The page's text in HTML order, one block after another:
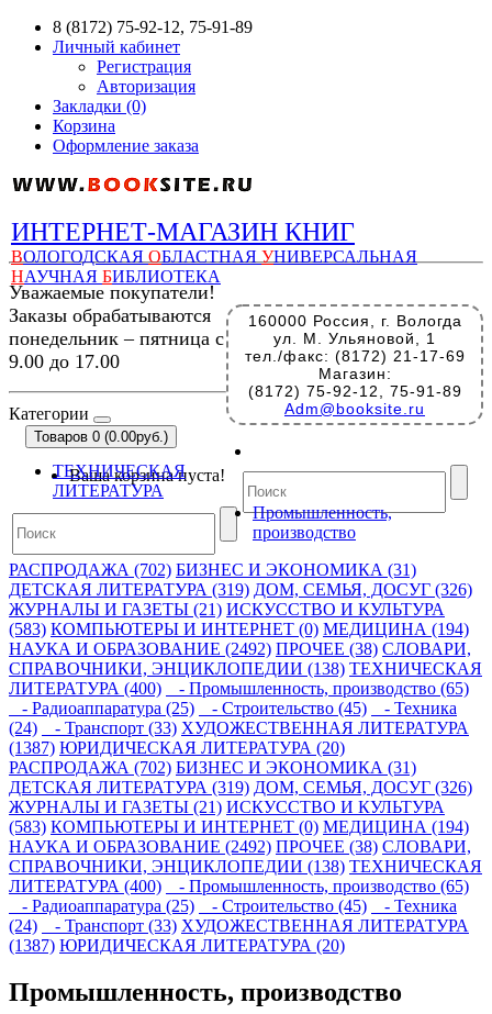
8 (8172) 75-92-12, 75-91-89
Личный кабинет
Регистрация
Авторизация
Закладки (0)
Корзина
Оформление заказа
ИНТЕРНЕТ-МАГАЗИН КНИГ
ВОЛОГОДСКАЯ ОБЛАСТНАЯ УНИВЕРСАЛЬНАЯ
НАУЧНАЯ БИБЛИОТЕКА
160000 Россия, г. Вологда
ул. М. Ульяновой, 1
тел./факс: (8172) 21-17-69
Магазин:
(8172) 75-92-12, 75-91-89
Adm@booksite.ru
Уважаемые покупатели!
Заказы обрабатываются
понедельник – пятница с
9.00 до 17.00
Категории
Товаров 0 (0.00руб.)
Ваша корзина пуста!
ТЕХНИЧЕСКАЯ
ЛИТЕРАТУРА
Промышленность,
производство
РАСПРОДАЖА (702) БИЗНЕС И ЭКОНОМИКА (31)
ДЕТСКАЯ ЛИТЕРАТУРА (319) ДОМ, СЕМЬЯ, ДОСУГ (326)
ЖУРНАЛЫ И ГАЗЕТЫ (21) ИСКУССТВО И КУЛЬТУРА
(583) КОМПЬЮТЕРЫ И ИНТЕРНЕТ (0) МЕДИЦИНА (194)
НАУКА И ОБРАЗОВАНИЕ (2492) ПРОЧЕЕ (38) СЛОВАРИ,
СПРАВОЧНИКИ, ЭНЦИКЛОПЕДИИ (138) ТЕХНИЧЕСКАЯ
ЛИТЕРАТУРА (400)
- Промышленность, производство (65)
- Радиоаппаратура (25)
- Строительство (45)
- Техника
(24)
- Транспорт (33) ХУДОЖЕСТВЕННАЯ ЛИТЕРАТУРА
(1387) ЮРИДИЧЕСКАЯ ЛИТЕРАТУРА (20)
РАСПРОДАЖА (702) БИЗНЕС И ЭКОНОМИКА (31)
ДЕТСКАЯ ЛИТЕРАТУРА (319) ДОМ, СЕМЬЯ, ДОСУГ (326)
ЖУРНАЛЫ И ГАЗЕТЫ (21) ИСКУССТВО И КУЛЬТУРА
(583) КОМПЬЮТЕРЫ И ИНТЕРНЕТ (0) МЕДИЦИНА (194)
НАУКА И ОБРАЗОВАНИЕ (2492) ПРОЧЕЕ (38) СЛОВАРИ,
СПРАВОЧНИКИ, ЭНЦИКЛОПЕДИИ (138) ТЕХНИЧЕСКАЯ
ЛИТЕРАТУРА (400)
- Промышленность, производство (65)
- Радиоаппаратура (25)
- Строительство (45)
- Техника
(24)
- Транспорт (33) ХУДОЖЕСТВЕННАЯ ЛИТЕРАТУРА
(1387) ЮРИДИЧЕСКАЯ ЛИТЕРАТУРА (20)
Промышленность, производство